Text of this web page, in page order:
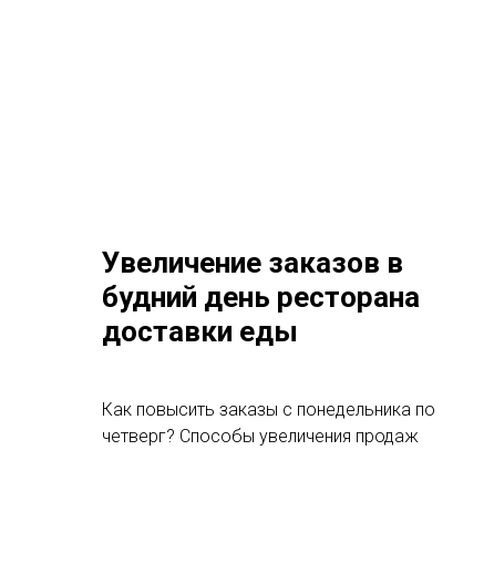
Увеличение заказов в
будний день ресторана
доставки еды
Как повысить заказы с понедельника по
четверг? Способы увеличения продаж